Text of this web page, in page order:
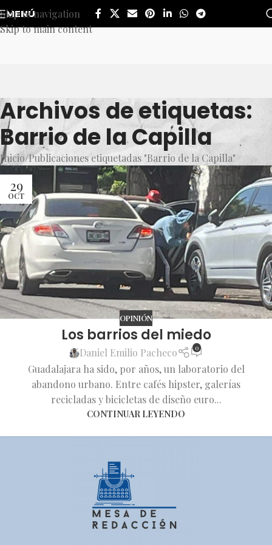
Skip to navigation
Skip to main content
MENÚ
Archivos de etiquetas:
Barrio de la Capilla
Inicio Publicaciones etiquetadas "Barrio de la Capilla"
29
OCT
OPINIÓN
Los barrios del miedo
Daniel Emilio Pacheco 0
Guadalajara ha sido, por años, un laboratorio del
abandono urbano. Entre cafés hipster, galerías
recicladas y bicicletas de diseño euro...
CONTINUAR LEYENDO